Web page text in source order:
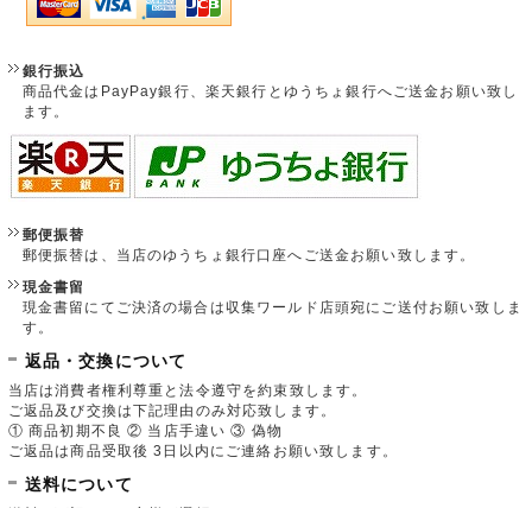
銀行振込
商品代金はPayPay銀行、楽天銀行とゆうちょ銀行へご送金お願い致し
ます。
郵便振替
郵便振替は、当店のゆうちょ銀行口座へご送金お願い致します。
現金書留
現金書留にてご決済の場合は収集ワールド店頭宛にご送付お願い致しま
す。
返品・交換について
当店は消費者権利尊重と法令遵守を約束致します。
ご返品及び交換は下記理由のみ対応致します。
① 商品初期不良 ② 当店手違い ③ 偽物
ご返品は商品受取後 3日以内にご連絡お願い致します。
送料について